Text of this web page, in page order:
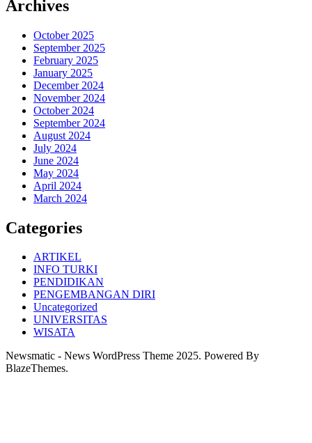
Archives
October 2025
September 2025
February 2025
January 2025
December 2024
November 2024
October 2024
September 2024
August 2024
July 2024
June 2024
May 2024
April 2024
March 2024
Categories
ARTIKEL
INFO TURKI
PENDIDIKAN
PENGEMBANGAN DIRI
Uncategorized
UNIVERSITAS
WISATA
Newsmatic - News WordPress Theme 2025. Powered By
BlazeThemes.